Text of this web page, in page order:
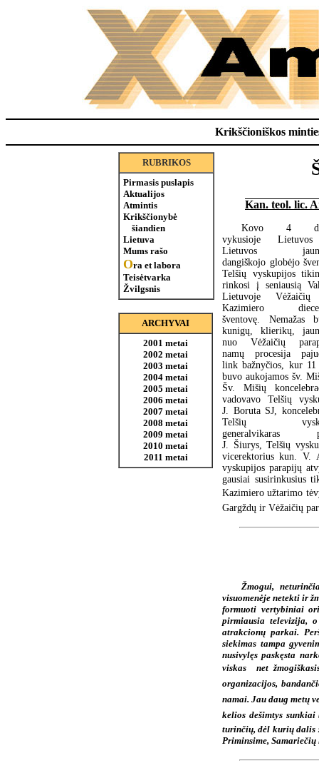
Krikščioniškos
RUBRIKOS
Pirmasis puslapis
Aktualijos
Atmintis
Krikščionybė
šiandien
Lietuva
Mums rašo
Ora et labora
Teisėtvarka
Žvilgsnis
ARCHYVAI
2001 metai
2002 metai
2003 metai
2004 metai
2005 metai
2006 metai
2007 metai
2008 metai
2009 metai
2010 metai
2011 metai
Kan. teol. lic.
Kovo 4
vykusioje
Lietuvos
dangiškojo globėjo
Telšių vyskupijos
rinkosi į seniausią
Lietuvoje Vėžaičių
Kazimiero
šventovę. Nemažas
kunigų, klierikų,
nuo Vėžaičių
namų procesija
link bažnyčios, kur
buvo aukojamos šv.
Šv. Mišių
vadovavo Telšių
J. Boruta SJ,
Telšių
generalvikaras
J. Šiurys, Telšių
vicerektorius kun. V.
vyskupijos parapijų
gausiai susirinkusius
Kazimiero užtarimo
Gargždų ir Vėžaičių
Žmogui,
visuomenėje netekti ir
formuoti vertybiniai
pirmiausia televizija,
atrakcionų parkai.
siekimas tampa
nusivylęs paskęsta
viskas  net
organizacijos,
namai. Jau daug metų
kelios dešimtys sunkiai
turinčių, dėl kurių dalis
Priminsime,